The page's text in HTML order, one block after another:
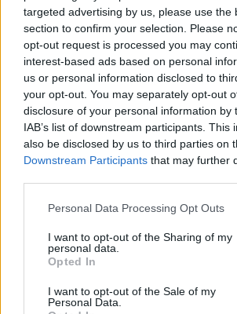
targeted advertising by us, please use the
section to confirm your selection. Please
opt-out request is processed you may
interest-based ads based on personal
us or personal information disclosed to
your opt-out. You may separately opt-out
disclosure of your personal information by
IAB’s list of downstream participants. This
also be disclosed by us to third parties on
Downstream Participants that may further
Personal Data Processing Opt Outs
I want to opt-out of the Sharing of my
personal data.
Opted In
I want to opt-out of the Sale of my
Personal Data.
Po triuškinančios P. Magyaro
atgarsiai Europoje
Žinios | Pasaulis
Nors V. Orbanas užtikrintas savo
simpatijų nejaučia: jam laimėjus
Žinios Pasaulis
Vengrijoje – lemiami parlamento
Žinios | Pasaulis
Danijoje – parlamento rinkimai: krizės